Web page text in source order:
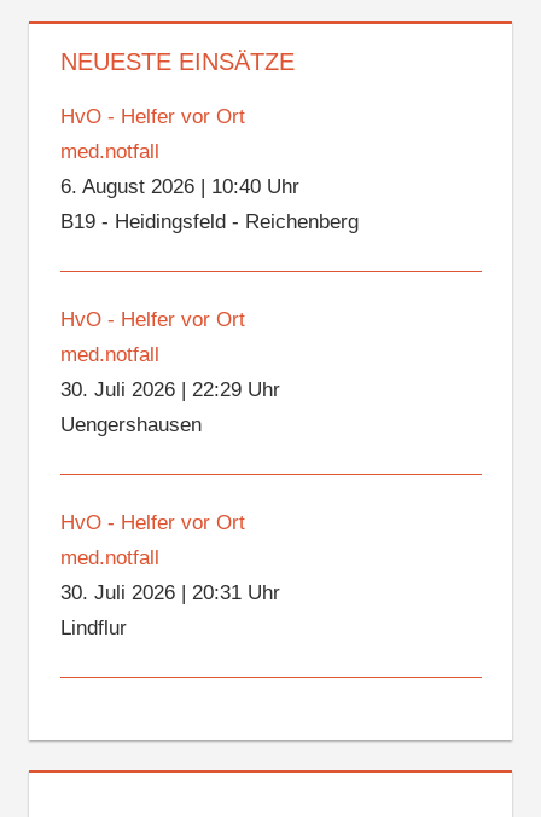
NEUESTE EINSÄTZE
HvO - Helfer vor Ort
med.notfall
6. August 2026| 10:40 Uhr
B19 - Heidingsfeld - Reichenberg
HvO - Helfer vor Ort
med.notfall
30. Juli 2026| 22:29 Uhr
Uengershausen
HvO - Helfer vor Ort
med.notfall
30. Juli 2026| 20:31 Uhr
Lindflur